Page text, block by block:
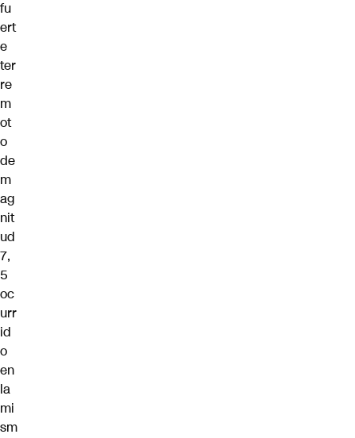
fu
ert
e
ter
re
m
ot
o
de
m
ag
nit
ud
7,
5
oc
urr
id
o
en
la
mi
sm